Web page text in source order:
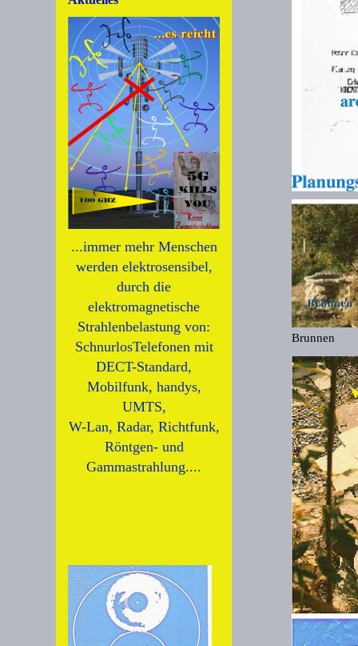
...immer mehr Menschen
werden elektrosensibel,
durch die
elektromagnetische
Strahlenbelastung von:
SchnurlosTelefonen mit
DECT-Standard,
Mobilfunk, handys,
UMTS,
W-Lan, Radar, Richtfunk,
Röntgen- und
Gammastrahlung....
Brunnen